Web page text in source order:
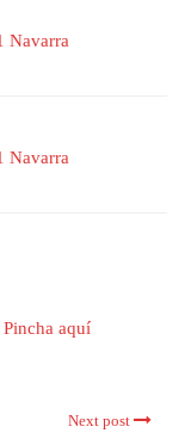
Pincha aquí
Next post